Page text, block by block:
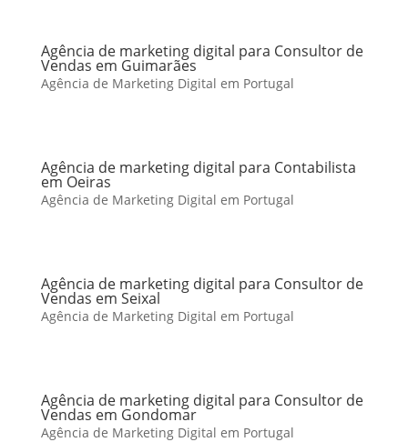
Agência de marketing digital para Consultor de
Vendas em Guimarães
Agência de Marketing Digital em Portugal
Agência de marketing digital para Contabilista
em Oeiras
Agência de Marketing Digital em Portugal
Agência de marketing digital para Consultor de
Vendas em Seixal
Agência de Marketing Digital em Portugal
Agência de marketing digital para Consultor de
Vendas em Gondomar
Agência de Marketing Digital em Portugal